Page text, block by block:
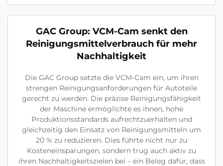
GAC Group: VCM-Cam senkt den
Reinigungsmittelverbrauch für mehr
Nachhaltigkeit
Die GAC Group setzte die VCM-Cam ein, um ihren
strengen Reinigungsanforderungen für Autoteile
gerecht zu werden. Die präzise Reinigungsfähigkeit
der Maschine ermöglichte es ihnen, hohe
Produktionsstandards aufrechtzuerhalten und
gleichzeitig den Einsatz von Reinigungsmitteln um
20 % zu reduzieren. Dies führte nicht nur zu
Kosteneinsparungen, sondern trug auch aktiv zu
ihren Nachhaltigkeitszielen bei – ein Beleg dafür, dass